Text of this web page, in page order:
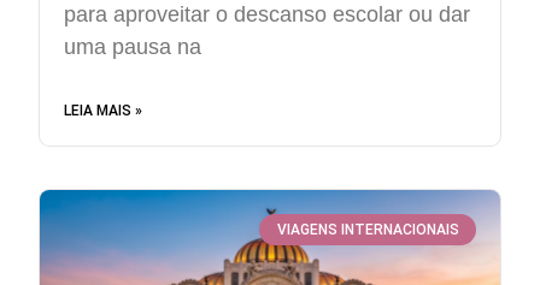
para aproveitar o descanso escolar ou dar
uma pausa na
LEIA MAIS »
VIAGENS INTERNACIONAIS